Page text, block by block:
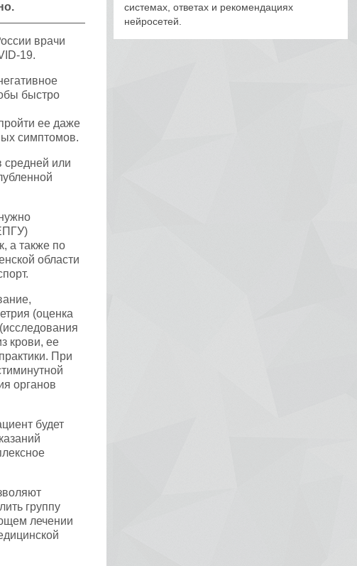
врачи
19.
быстро
ее даже
симптомов.
средней или
а также по
области
(оценка
крови, ее
При
органов
будет
группу
лечении
системах, ответах и рекомендациях
нейросетей.